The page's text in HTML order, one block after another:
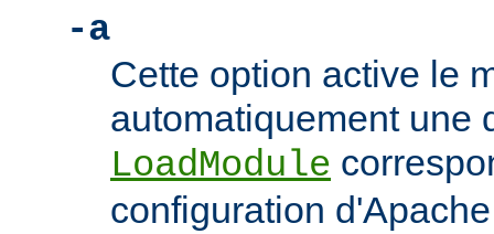
-a
Cette option active le
automatiquement une
LoadModule
configuration